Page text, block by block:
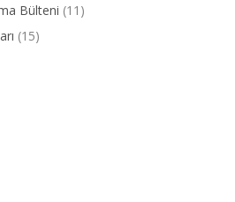
Bülteni (11)
(15)